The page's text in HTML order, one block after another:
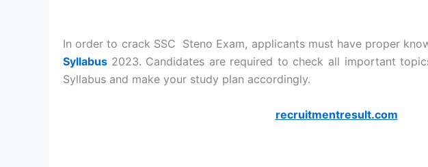
In order to crack SSC Steno Exam, applicants must have proper
Syllabus 2023. Candidates are required to check all important
Syllabus and make your study plan accordingly.
recruitmentresult.com